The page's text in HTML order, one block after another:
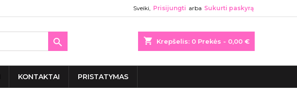
Sveiki, Prisijungti arba Sukurti paskyrą
shopping_cart Krepšelis: 0 Prekės - 0,00 €

KONTAKTAI PRISTATYMAS